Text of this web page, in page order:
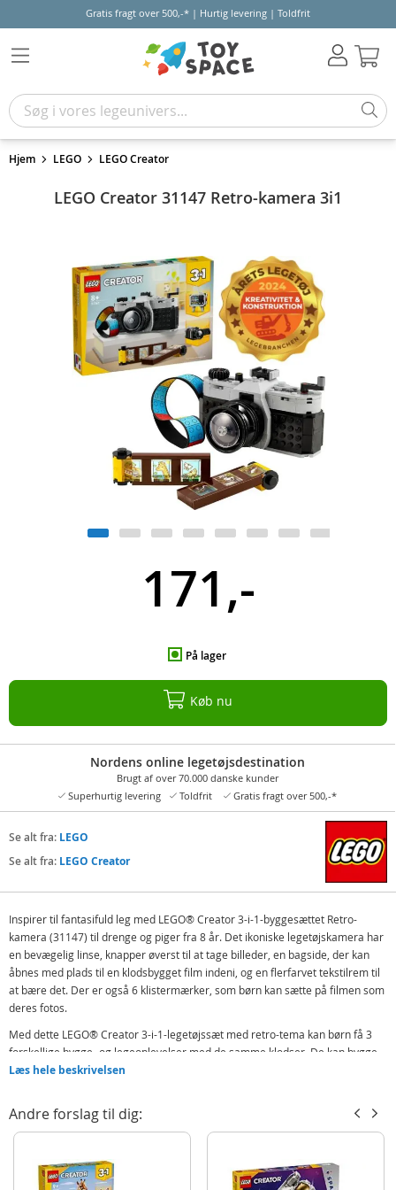
Gratis fragt over 500,-* | Hurtig levering | Toldfrit
Hjem LEGO LEGO Creator
LEGO Creator 31147 Retro-kamera 3i1
171,-
På lager
Køb nu
Nordens online legetøjsdestination
Brugt af over 70.000 danske kunder
Superhurtig levering
Toldfrit Gratis fragt over 500,-*
Se alt fra: LEGO
Se alt fra: LEGO Creator
Inspirer til fantasifuld leg med LEGO® Creator 3-i-1-byggesættet Retro-
kamera (31147) til drenge og piger fra 8 år. Det ikoniske legetøjskamera har
en bevægelig linse, knapper øverst til at tage billeder, en bagside, der kan
åbnes med plads til en klodsbygget film indeni, og en flerfarvet tekstilrem til
at bære det. Der er også 6 klistermærker, som børn kan sætte på filmen som
deres fotos.
Med dette LEGO® Creator 3-i-1-legetøjssæt med retro-tema kan børn få 3
forskellige bygge- og legeoplevelser med de samme klodser. De kan bygge
et legetøjskamera og derefter ombygge det til et retro-videokamera eller et
LEGO Creator 3-i-1-legetøj er fremragende gaver til børn med 3 forskellige
1-sæt omfatter modeller, der appellerer til børns største interesser, bl.a.
superhurtige fartøjer, fantastiske dyr og detaljerede byscener.
Læs hele beskrivelsen
Andre forslag til dig: